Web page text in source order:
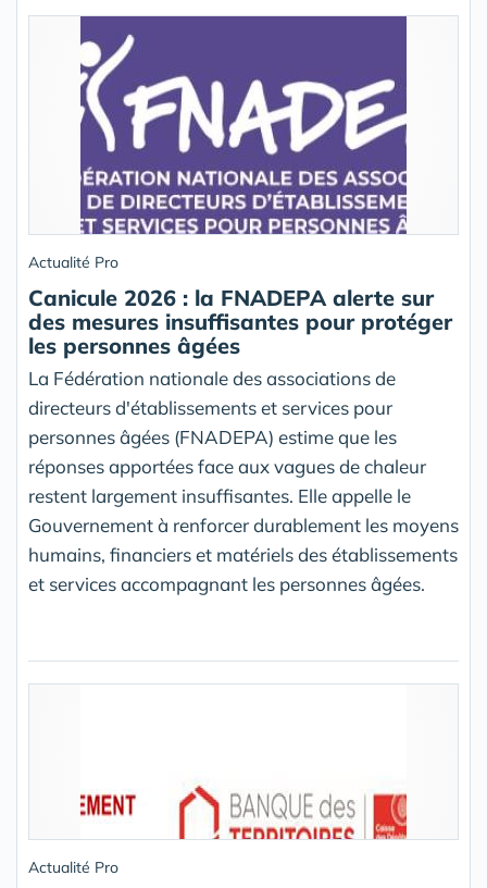
Actualité Pro
Canicule 2026 : la FNADEPA alerte sur
des mesures insuffisantes pour protéger
les personnes âgées
La Fédération nationale des associations de
directeurs d'établissements et services pour
personnes âgées (FNADEPA) estime que les
réponses apportées face aux vagues de chaleur
restent largement insuffisantes. Elle appelle le
Gouvernement à renforcer durablement les moyens
humains, financiers et matériels des établissements
et services accompagnant les personnes âgées.
Actualité Pro